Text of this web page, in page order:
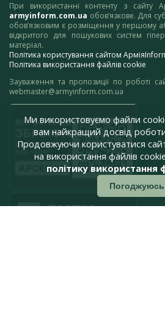
При використанні контенту з сайту
armyinform.com.ua обов’язкове. Для
обов’язковим є розміщення у першому
відкритого для пошукових систем
матеріал.
Політика користування сайтом
Політика використання файлів cookie
Зауваження та пропозиції по роботі
webmaster@armyinform.com.ua
Ми використовуємо файли
вам найкращий досвід
Продовжуючи користуватися
на використання файлів
політику використання
Погоджуюсь